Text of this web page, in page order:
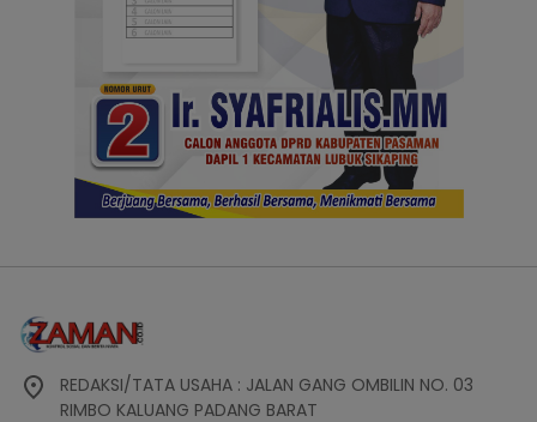
REDAKSI/TATA USAHA : JALAN GANG OMBILIN NO. 03
RIMBO KALUANG PADANG BARAT